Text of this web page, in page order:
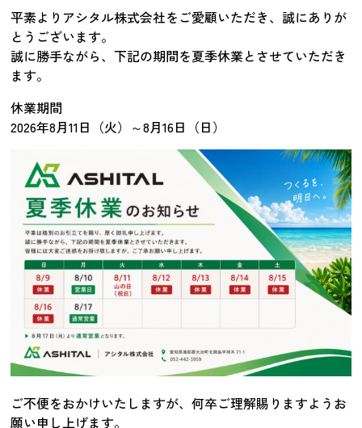
平素よりアシタル株式会社をご愛顧いただき、誠にありが
とうございます。
誠に勝手ながら、下記の期間を夏季休業とさせていただき
ます。
休業期間
2026年8月11日（火）～8月16日（日）
ご不便をおかけいたしますが、何卒ご理解賜りますようお
願い申し上げます。